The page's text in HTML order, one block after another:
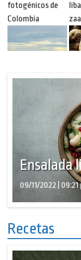
fotogénicos de
Colombia
Ensalada
09/11/2022 | 09:21
Recetas